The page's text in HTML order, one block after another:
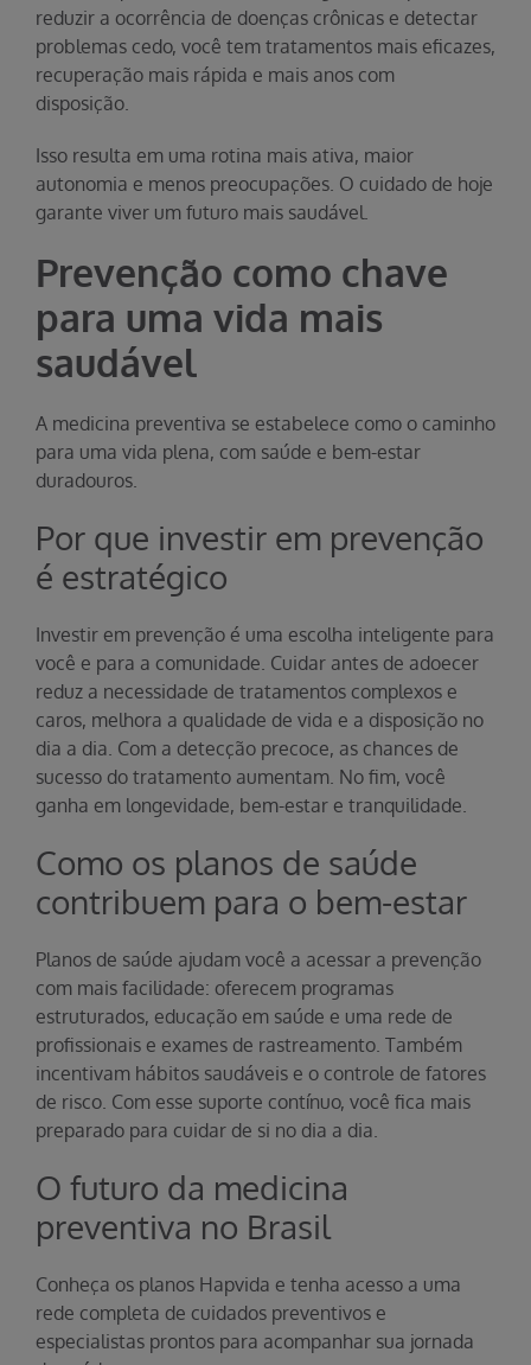
reduzir a ocorrência de doenças crônicas e detectar
problemas cedo, você tem tratamentos mais eficazes,
recuperação mais rápida e mais anos com
disposição.
Isso resulta em uma rotina mais ativa, maior
autonomia e menos preocupações. O cuidado de hoje
garante viver um futuro mais saudável.
Prevenção como chave
para uma vida mais
saudável
A medicina preventiva se estabelece como o caminho
para uma vida plena, com saúde e bem-estar
duradouros.
Por que investir em prevenção
é estratégico
Investir em prevenção é uma escolha inteligente para
você e para a comunidade. Cuidar antes de adoecer
reduz a necessidade de tratamentos complexos e
caros, melhora a qualidade de vida e a disposição no
dia a dia. Com a detecção precoce, as chances de
sucesso do tratamento aumentam. No fim, você
ganha em longevidade, bem-estar e tranquilidade.
Como os planos de saúde
contribuem para o bem-estar
Planos de saúde ajudam você a acessar a prevenção
com mais facilidade: oferecem programas
estruturados, educação em saúde e uma rede de
profissionais e exames de rastreamento. Também
incentivam hábitos saudáveis e o controle de fatores
de risco. Com esse suporte contínuo, você fica mais
preparado para cuidar de si no dia a dia.
O futuro da medicina
preventiva no Brasil
Conheça os planos Hapvida e tenha acesso a uma
rede completa de cuidados preventivos e
especialistas prontos para acompanhar sua jornada